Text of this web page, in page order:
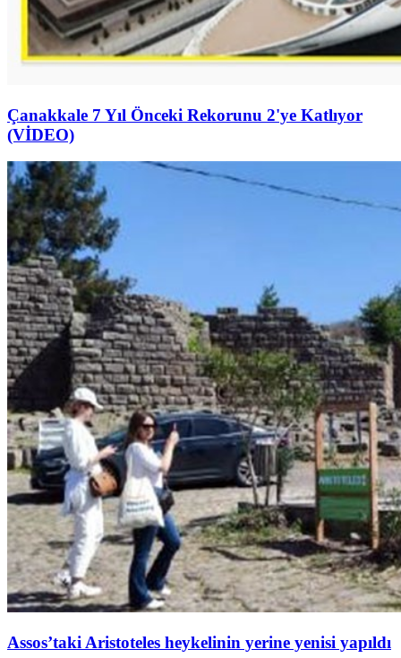
Çanakkale 7 Yıl Önceki Rekorunu 2'ye Katlıyor
(VİDEO)
Assos’taki Aristoteles heykelinin yerine yenisi yapıldı